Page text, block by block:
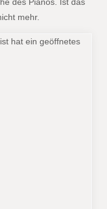
mehr.